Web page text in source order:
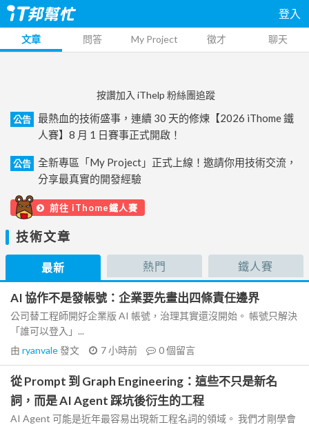
登入
文章 問答 My Project 徵才 聊天
按讚加入 iThelp 粉絲團追蹤
公告
最熱血的技術盛事，連續 30 天的修煉【2026 iThome 鐵
人賽】8 月 1 日賽事正式開啟！
公告
全新專區「My Project」正式上線！邀請你用技術交流，
分享最真實的開發經驗
前往 iThome鐵人賽
技術文章
最新 熱門 鐵人賽
AI 協作不是發帳號：企業要先畫出四條責任邊界
公司替工程師開好企業版 AI 帳號，治理其實還沒開始。 帳號只解決
「誰可以登入」...
由 ryanvale發文 7 小時前 0個留言
從 Prompt 到 Graph Engineering：這些不只是新名
詞，而是 AI Agent 踩坑後衍生的工程
AI Agent 可能是近年最容易出現新工程名詞的領域。 我們才剛學會